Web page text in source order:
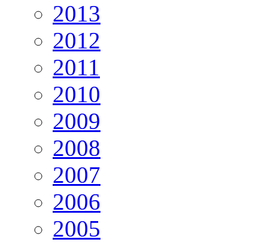
2013
2012
2011
2010
2009
2008
2007
2006
2005